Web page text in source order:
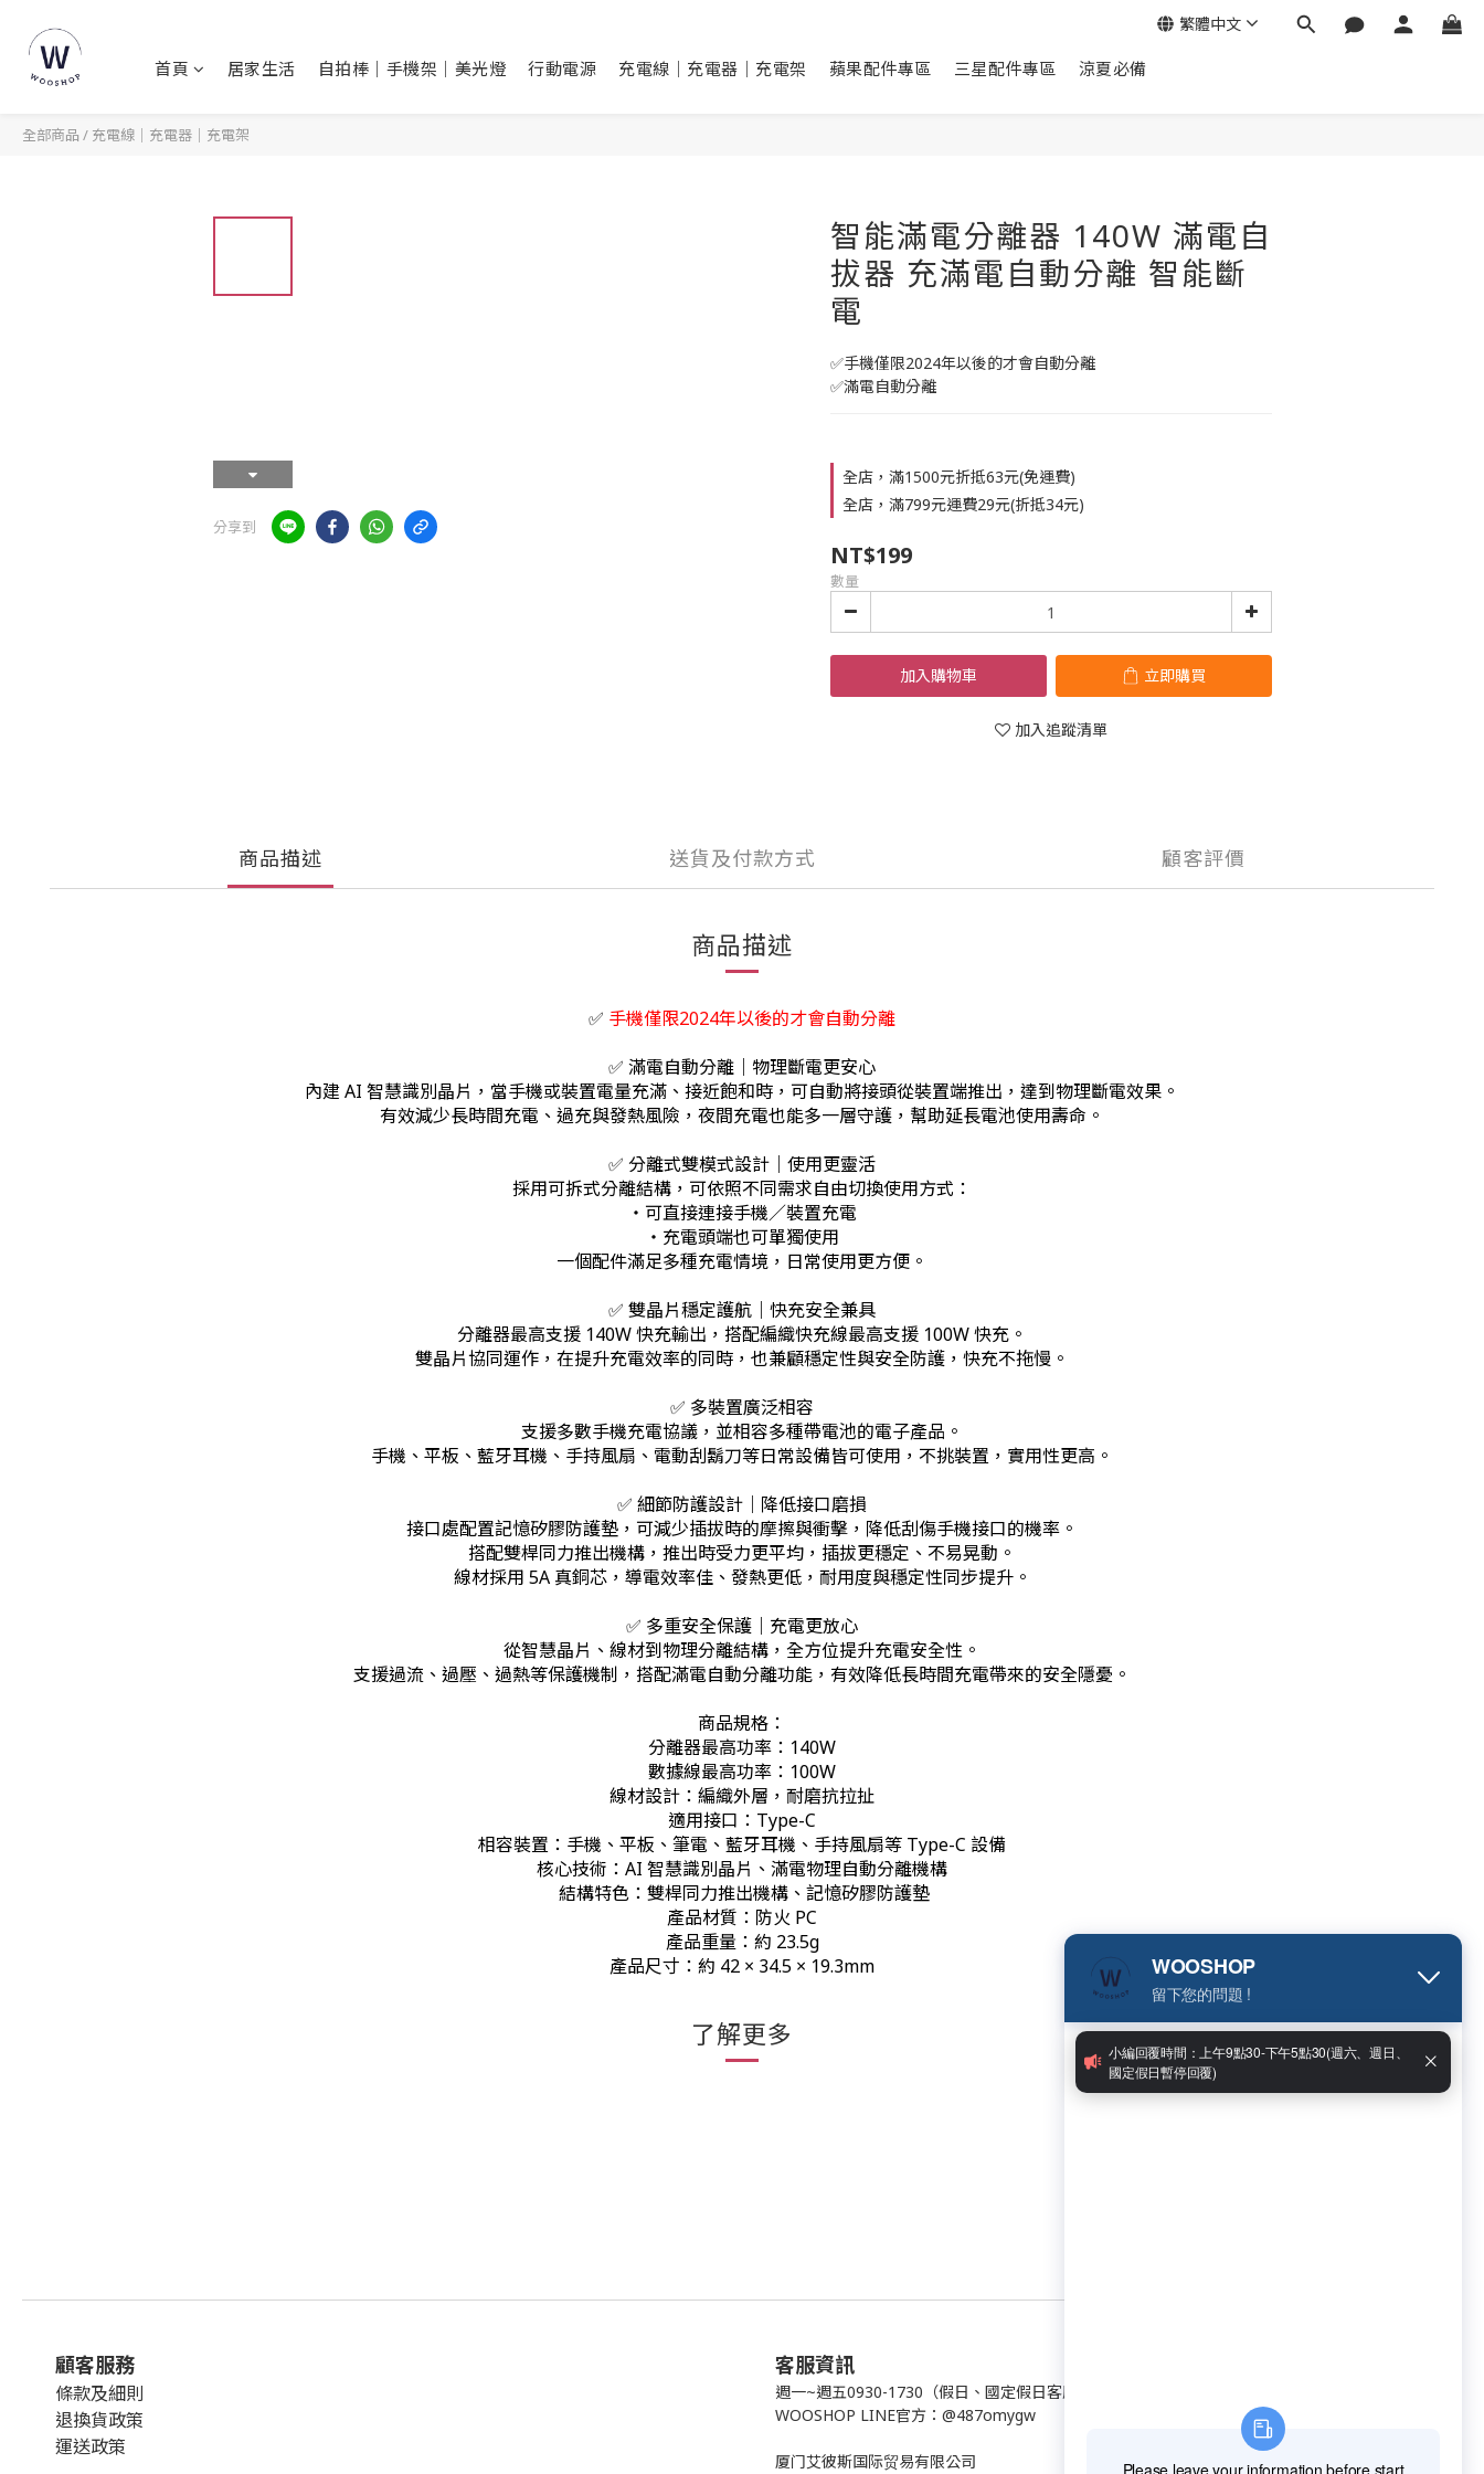
首頁 居家生活 自拍棒｜手機架｜美光燈 行動電源 充電線｜充電器｜充電架 蘋果配件專區 三星配件專區 涼夏必備
繁體中文
全部商品 / 充電線｜充電器｜充電架
分享到
智能滿電分離器 140W 滿電自
拔器 充滿電自動分離 智能斷
電
✅手機僅限2024年以後的才會自動分離
✅滿電自動分離
全店，滿1500元折抵63元(免運費)
全店，滿799元運費29元(折抵34元)
NT$199
數量
加入購物車 立即購買
加入追蹤清單
商品描述 送貨及付款方式 顧客評價
商品描述
✅ 手機僅限2024年以後的才會自動分離
✅ 滿電自動分離｜物理斷電更安心
內建 AI 智慧識別晶片，當手機或裝置電量充滿、接近飽和時，可自動將接頭從裝置端推出，達到物理斷電效果。
有效減少長時間充電、過充與發熱風險，夜間充電也能多一層守護，幫助延長電池使用壽命。
✅ 分離式雙模式設計｜使用更靈活
採用可拆式分離結構，可依照不同需求自由切換使用方式：
・可直接連接手機／裝置充電
・充電頭端也可單獨使用
一個配件滿足多種充電情境，日常使用更方便。
✅ 雙晶片穩定護航｜快充安全兼具
分離器最高支援 140W 快充輸出，搭配編織快充線最高支援 100W 快充。
雙晶片協同運作，在提升充電效率的同時，也兼顧穩定性與安全防護，快充不拖慢。
✅ 多裝置廣泛相容
支援多數手機充電協議，並相容多種帶電池的電子產品。
手機、平板、藍牙耳機、手持風扇、電動刮鬍刀等日常設備皆可使用，不挑裝置，實用性更高。
✅ 細節防護設計｜降低接口磨損
接口處配置記憶矽膠防護墊，可減少插拔時的摩擦與衝擊，降低刮傷手機接口的機率。
搭配雙桿同力推出機構，推出時受力更平均，插拔更穩定、不易晃動。
線材採用 5A 真銅芯，導電效率佳、發熱更低，耐用度與穩定性同步提升。
✅ 多重安全保護｜充電更放心
從智慧晶片、線材到物理分離結構，全方位提升充電安全性。
支援過流、過壓、過熱等保護機制，搭配滿電自動分離功能，有效降低長時間充電帶來的安全隱憂。
商品規格：
分離器最高功率：140W
數據線最高功率：100W
線材設計：編織外層，耐磨抗拉扯
適用接口：Type-C
相容裝置：手機、平板、筆電、藍牙耳機、手持風扇等 Type-C 設備
核心技術：AI 智慧識別晶片、滿電物理自動分離機構
結構特色：雙桿同力推出機構、記憶矽膠防護墊
產品材質：防火 PC
產品重量：約 23.5g
產品尺寸：約 42 × 34.5 × 19.3mm
了解更多
顧客服務
條款及細則
退換貨政策
運送政策
客服資訊
週一~週五0930-1730（假日、國定假日客服休假）
WOOSHOP LINE官方：@487omygw
厦门艾彼斯国际贸易有限公司